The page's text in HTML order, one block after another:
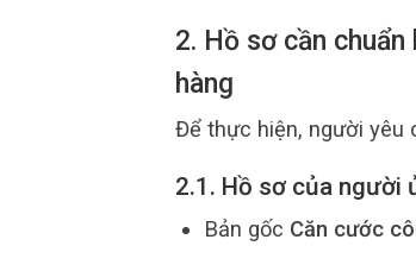
2. Hồ sơ cần
hàng
Để thực hiện, người yêu
2.1. Hồ sơ của người
Bản gốc Căn cước